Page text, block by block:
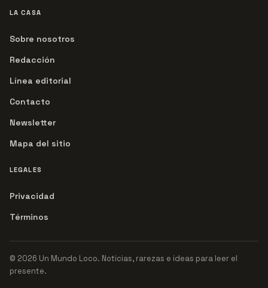
LA CASA
Sobre nosotros
Redacción
Línea editorial
Contacto
Newsletter
Mapa del sitio
LEGALES
Privacidad
Términos
© 2026 Un Mundo Loco. Noticias, rarezas e ideas para leer el
presente.